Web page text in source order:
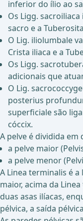
inferior do ílio ao
Os Ligg.
sacro e a
O Lig. iliolumbale
Crista iliaca e a
Os Ligg.
adicionais que
O Lig.
posterius
superficiale são
cóccix.
A pelve é dividida
a pelve maior
a pelve menor
A Linea terminalis é
maior, acima da
duas asas ilíacas,
pélvica, a saída